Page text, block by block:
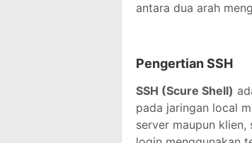
antara dua arah
Pengertian SSH
SSH (Scure Shell)
pada jaringan local
server maupun